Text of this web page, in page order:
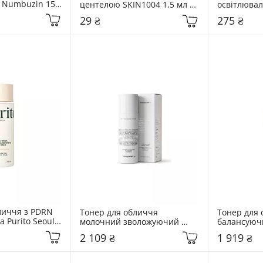
150
PDRN Glow
центелою SKIN1004 1,5 мл
Madagascar Centella Toning
Toner
29 ₴ 275 ₴
з PDRN
Purito Seoul
Тонер для обличчя
молочний зволожуючий
Transparent Lab 130 мл C4
Hydrating Milk Toner
2 109 ₴
Тонер для
Toner
1 919 ₴